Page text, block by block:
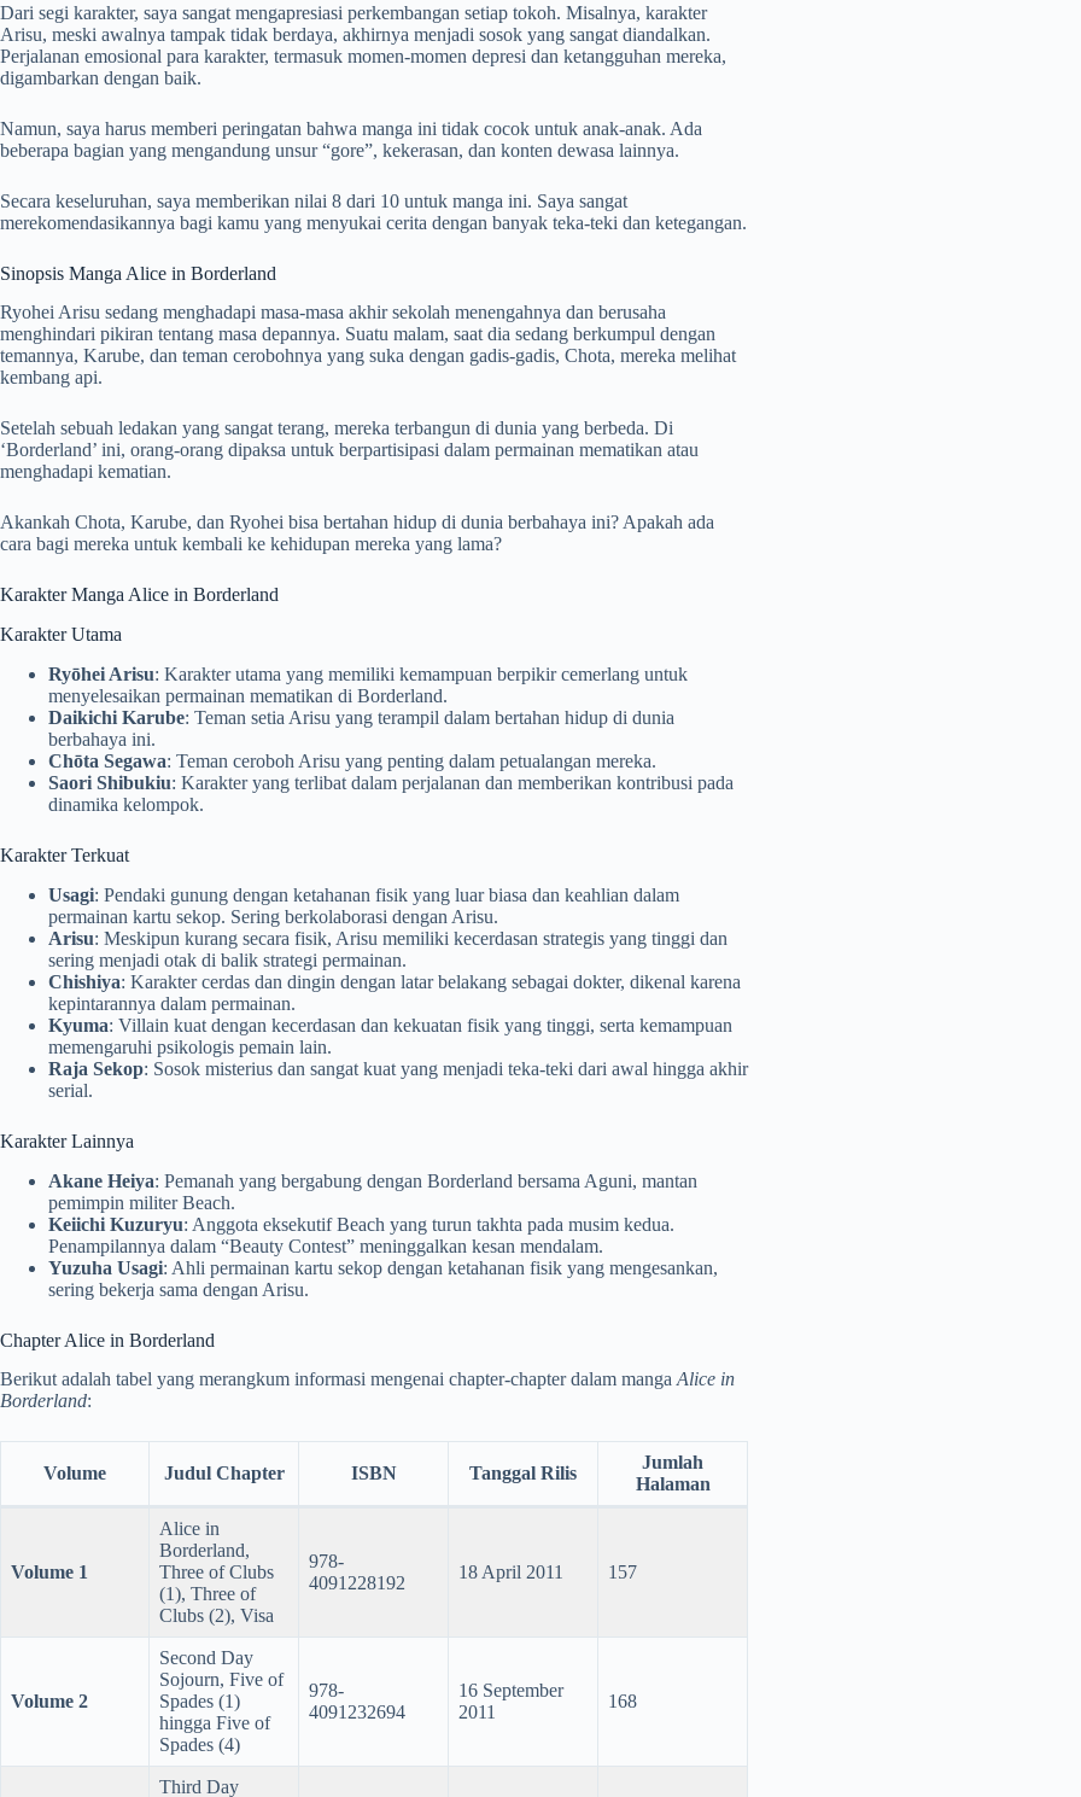
Dari segi karakter, saya sangat mengapresiasi perkembangan setiap tokoh. Misalnya, karakter
Arisu, meski awalnya tampak tidak berdaya, akhirnya menjadi sosok yang sangat diandalkan.
Perjalanan emosional para karakter, termasuk momen-momen depresi dan ketangguhan mereka,
digambarkan dengan baik.
Namun, saya harus memberi peringatan bahwa manga ini tidak cocok untuk anak-anak. Ada
beberapa bagian yang mengandung unsur “gore”, kekerasan, dan konten dewasa lainnya.
Secara keseluruhan, saya memberikan nilai 8 dari 10 untuk manga ini. Saya sangat
merekomendasikannya bagi kamu yang menyukai cerita dengan banyak teka-teki dan ketegangan.
Sinopsis Manga Alice in Borderland
Ryohei Arisu sedang menghadapi masa-masa akhir sekolah menengahnya dan berusaha
menghindari pikiran tentang masa depannya. Suatu malam, saat dia sedang berkumpul dengan
temannya, Karube, dan teman cerobohnya yang suka dengan gadis-gadis, Chota, mereka melihat
kembang api.
Setelah sebuah ledakan yang sangat terang, mereka terbangun di dunia yang berbeda. Di
‘Borderland’ ini, orang-orang dipaksa untuk berpartisipasi dalam permainan mematikan atau
menghadapi kematian.
Akankah Chota, Karube, dan Ryohei bisa bertahan hidup di dunia berbahaya ini? Apakah ada
cara bagi mereka untuk kembali ke kehidupan mereka yang lama?
Karakter Manga Alice in Borderland
Karakter Utama
Ryōhei Arisu: Karakter utama yang memiliki kemampuan berpikir cemerlang untuk
menyelesaikan permainan mematikan di Borderland.
Daikichi Karube: Teman setia Arisu yang terampil dalam bertahan hidup di dunia
berbahaya ini.
Chōta Segawa: Teman ceroboh Arisu yang penting dalam petualangan mereka.
Saori Shibukiu: Karakter yang terlibat dalam perjalanan dan memberikan kontribusi pada
dinamika kelompok.
Karakter Terkuat
Usagi: Pendaki gunung dengan ketahanan fisik yang luar biasa dan keahlian dalam
permainan kartu sekop. Sering berkolaborasi dengan Arisu.
Arisu: Meskipun kurang secara fisik, Arisu memiliki kecerdasan strategis yang tinggi dan
sering menjadi otak di balik strategi permainan.
Chishiya: Karakter cerdas dan dingin dengan latar belakang sebagai dokter, dikenal karena
kepintarannya dalam permainan.
Kyuma: Villain kuat dengan kecerdasan dan kekuatan fisik yang tinggi, serta kemampuan
memengaruhi psikologis pemain lain.
Raja Sekop: Sosok misterius dan sangat kuat yang menjadi teka-teki dari awal hingga akhir
serial.
Karakter Lainnya
Akane Heiya: Pemanah yang bergabung dengan Borderland bersama Aguni, mantan
pemimpin militer Beach.
Keiichi Kuzuryu: Anggota eksekutif Beach yang turun takhta pada musim kedua.
Penampilannya dalam “Beauty Contest” meninggalkan kesan mendalam.
Yuzuha Usagi: Ahli permainan kartu sekop dengan ketahanan fisik yang mengesankan,
sering bekerja sama dengan Arisu.
Chapter Alice in Borderland
Berikut adalah tabel yang merangkum informasi mengenai chapter-chapter dalam manga Alice in
Borderland:
Volume Judul Chapter ISBN Tanggal Rilis
Jumlah
Halaman
Volume 1
Alice in
Borderland,
Three of Clubs
(1), Three of
Clubs (2), Visa
978-
4091228192
18 April 2011 157
Volume 2
Second Day
Sojourn, Five of
Spades (1)
hingga Five of
Spades (4)
978-
4091232694
16 September
2011
168
Third Day